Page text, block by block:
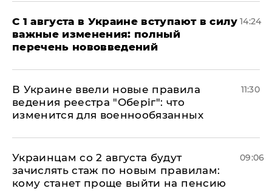
С 1 августа в Украине вступают в силу
важные изменения: полный
перечень нововведений
14:24
В Украине ввели новые правила
ведения реестра "Оберіг": что
изменится для военнообязанных
11:30
Украинцам со 2 августа будут
зачислять стаж по новым правилам:
кому станет проще выйти на пенсию
09:06